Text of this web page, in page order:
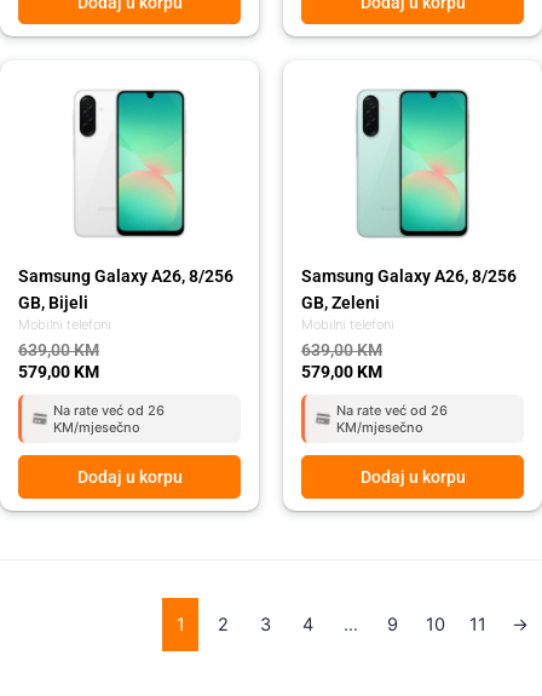
Mobilni telefoni
Samsung Galaxy A26, 8/256
GB, Bijeli
639,00KM
639,00 KM.
579,00KM
579,00 KM.
Na rate već od 26
KM/mjesečno
Dodaj u korpu
Mobilni telefoni
Samsung Galaxy A26, 8/256
GB, Zeleni
639,00KM
639,00 KM.
579,00KM
579,00 KM.
Na rate već od 26
KM/mjesečno
Dodaj u korpu
1 2 3 4 … 9 10 11 →